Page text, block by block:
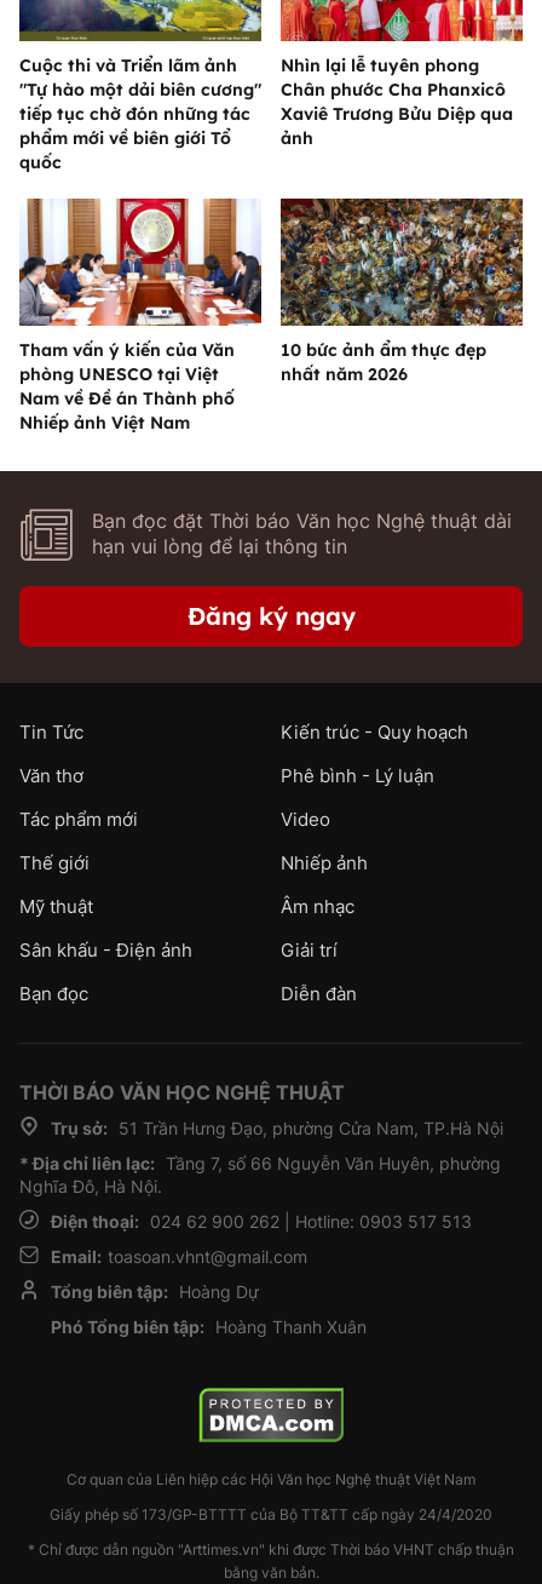
Cuộc thi và Triển lãm ảnh
"Tự hào một dải biên cương"
tiếp tục chờ đón những tác
phẩm mới về biên giới Tổ
quốc
Nhìn lại lễ tuyên phong
Chân phước Cha Phanxicô
Xaviê Trương Bửu Diệp qua
ảnh
Tham vấn ý kiến của Văn
phòng UNESCO tại Việt
Nam về Đề án Thành phố
Nhiếp ảnh Việt Nam
10 bức ảnh ẩm thực đẹp
nhất năm 2026
Bạn đọc đặt Thời báo Văn học Nghệ thuật dài
hạn vui lòng để lại thông tin
Đăng ký ngay
Tin Tức
Kiến trúc - Quy hoạch
Văn thơ
Phê bình - Lý luận
Tác phẩm mới
Video
Thế giới
Nhiếp ảnh
Mỹ thuật
Âm nhạc
Sân khấu - Điện ảnh
Giải trí
Bạn đọc
Diễn đàn
THỜI BÁO VĂN HỌC NGHỆ THUẬT
Trụ sở:
51 Trần Hưng Đạo, phường Cửa Nam, TP.Hà Nội
* Địa chỉ liên lạc: Tầng 7, số 66 Nguyễn Văn Huyên, phường
Nghĩa Đô, Hà Nội.
Điện thoại:
024 62 900 262 | Hotline: 0903 517 513
Email: toasoan.vhnt@gmail.com
Tổng biên tập:
Hoàng Dự
Phó Tổng biên tập:
Hoàng Thanh Xuân
Cơ quan của Liên hiệp các Hội Văn học Nghệ thuật Việt Nam
Giấy phép số 173/GP-BTTTT của Bộ TT&TT cấp ngày 24/4/2020
* Chỉ được dẫn nguồn "Arttimes.vn" khi được Thời báo VHNT chấp thuận
bằng văn bản.